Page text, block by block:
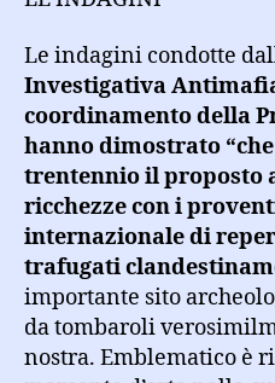
Le indagini condotte
Investigativa
coordinamento della
hanno dimostrato
trentennio il proposto
ricchezze con i
internazionale di
trafugati
importante sito
da tombaroli
nostra. Emblematico è